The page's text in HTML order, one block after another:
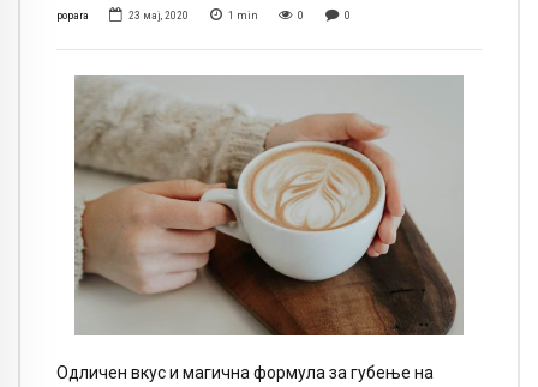
popara 23 мај, 2020 1 min 0 0
Одличен вкус и магична формула за губење на